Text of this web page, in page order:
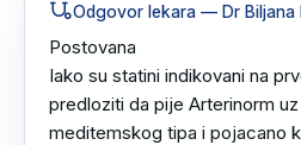
Odgovor lekara — Dr Biljana
Postovana
Iako su statini indikovani na
predloziti da pije Arterinorm
meditemskog tipa i pojacano